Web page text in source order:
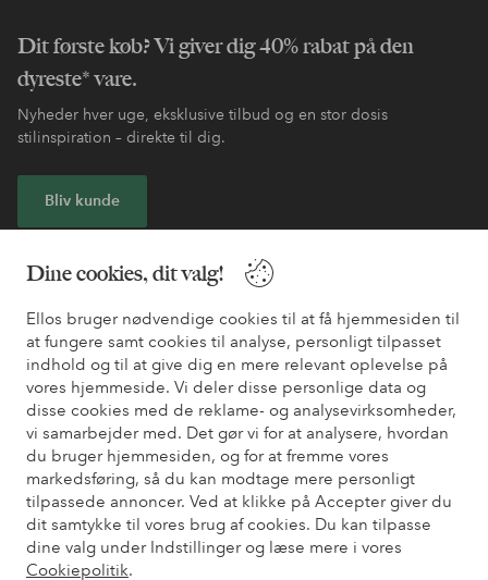
Dine cookies, dit valg!
Ellos bruger nødvendige cookies til at få hjemmesiden til
at fungere samt cookies til analyse, personligt tilpasset
indhold og til at give dig en mere relevant oplevelse på
vores hjemmeside. Vi deler disse personlige data og
disse cookies med de reklame- og analysevirksomheder,
vi samarbejder med. Det gør vi for at analysere, hvordan
du bruger hjemmesiden, og for at fremme vores
markedsføring, så du kan modtage mere personligt
tilpassede annoncer. Ved at klikke på Accepter giver du
dit samtykke til vores brug af cookies. Du kan tilpasse
dine valg under Indstillinger og læse mere i vores
Cookiepolitik.
Dit første køb? Vi giver dig 40% rabat på den
dyreste* vare.
Nyheder hver uge, eksklusive tilbud og en stor dosis
stilinspiration – direkte til dig.
Bliv kunde
Har du brug for hjælp?
Du kan finde svar på de oftest stillede spørgsmål i vores FAQ.
Du kan også finde oplysninger om, hvordan du kontakter os.
Kundeservice Bestilling Betalingsmåde
Mine sider